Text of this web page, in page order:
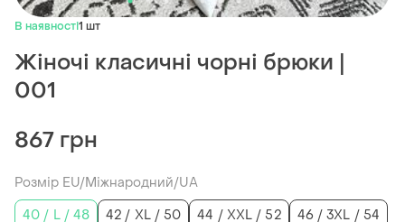
В наявності1 шт
Жіночі класичні чорні брюки |
001
867 грн
Розмір EU/Міжнародний/UA
40 / L / 48
42 / XL / 50 44 / XXL / 52
46 / 3XL / 54